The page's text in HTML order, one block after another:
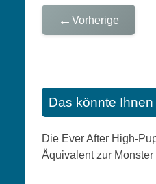
← Vorherige
Das könnte
Die Ever After High-
Äquivalent zur